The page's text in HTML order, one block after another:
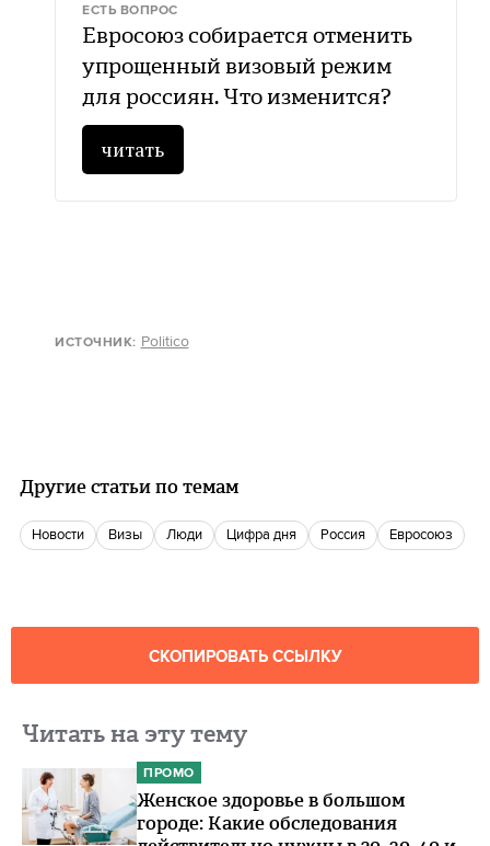
ЕСТЬ ВОПРОС
Евросоюз собирается отменить
упрощенный визовый режим
для россиян. Что изменится?
читать
ИСТОЧНИК: Politico
Другие статьи по темам
новости Визы люди цифра дня Россия Евросоюз
СКОПИРОВАТЬ ССЫЛКУ
Читать на эту тему
ПРОМО
Женское здоровье в большом
городе: Какие обследования